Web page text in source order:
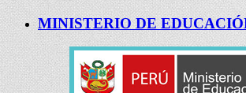
MINISTERIO DE